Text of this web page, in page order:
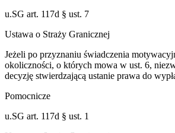
u.SG art. 117d § ust. 7
Ustawa o Straży Granicznej
Jeżeli po przyznaniu świadczenia
okoliczności, o których mowa w ust. 6,
decyzję stwierdzającą ustanie prawa do
Pomocnicze
u.SG art. 117d § ust. 1